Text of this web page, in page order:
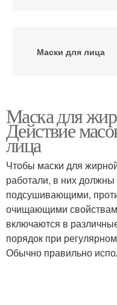
Маски для лица
Кефирная маска
Маска с
лекарственными
травами
Банановая маска
Маска для
Действие
лица
Чтобы маски для
работали, в них
подсушивающими,
очищающими
включаются в
порядок при
Обычно правильно